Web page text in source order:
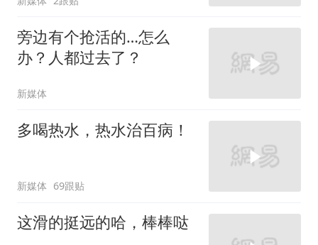
旁边有个抢活的…怎么
办？人都过去了？
新媒体
多喝热水，热水治百病！
新媒体 69跟贴
这滑的挺远的哈，棒棒哒